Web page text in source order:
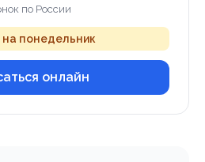
по России
на понедельник
онлайн